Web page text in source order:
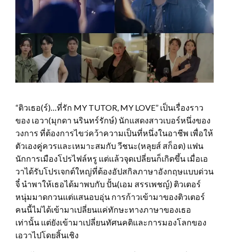
“ติวเธอ(ร์)…ที่รัก MY TUTOR, MY LOVE” เป็นเรื่องราว
ของ เอวา(มุกดา นรินทร์รักษ์) นักแสดงสาวเบอร์หนึ่งของ
วงการ ที่ต้องการไขว่คว้าความเป็นที่หนึ่งในอาชีพ เพื่อให้
ตัวเองคู่ควรและเหมาะสมกับ วีชนะ(หลุยส์ สก็อต) แฟน
นักการเมืองโปรไฟล์หรู แต่แล้วจุดเปลี่ยนก็เกิดขึ้น เมื่อเอ
วาได้รับโปรเจกต์ใหญ่ที่ต้องอัปสกิลภาษาอังกฤษแบบด่วน
จี๋ นำพาให้เธอได้มาพบกับ ปั้น(เอม สรรเพชญ์) ติวเตอร์
หนุ่มมาดกวนแต่แสนอบอุ่น การก้าวเข้ามาของติวเตอร์
คนนี้ไม่ได้เข้ามาเปลี่ยนแค่ทักษะทางภาษาของเธอ
เท่านั้น แต่ยังเข้ามาเปลี่ยนทัศนคติและการมองโลกของ
เอวาไปโดยสิ้นเชิง